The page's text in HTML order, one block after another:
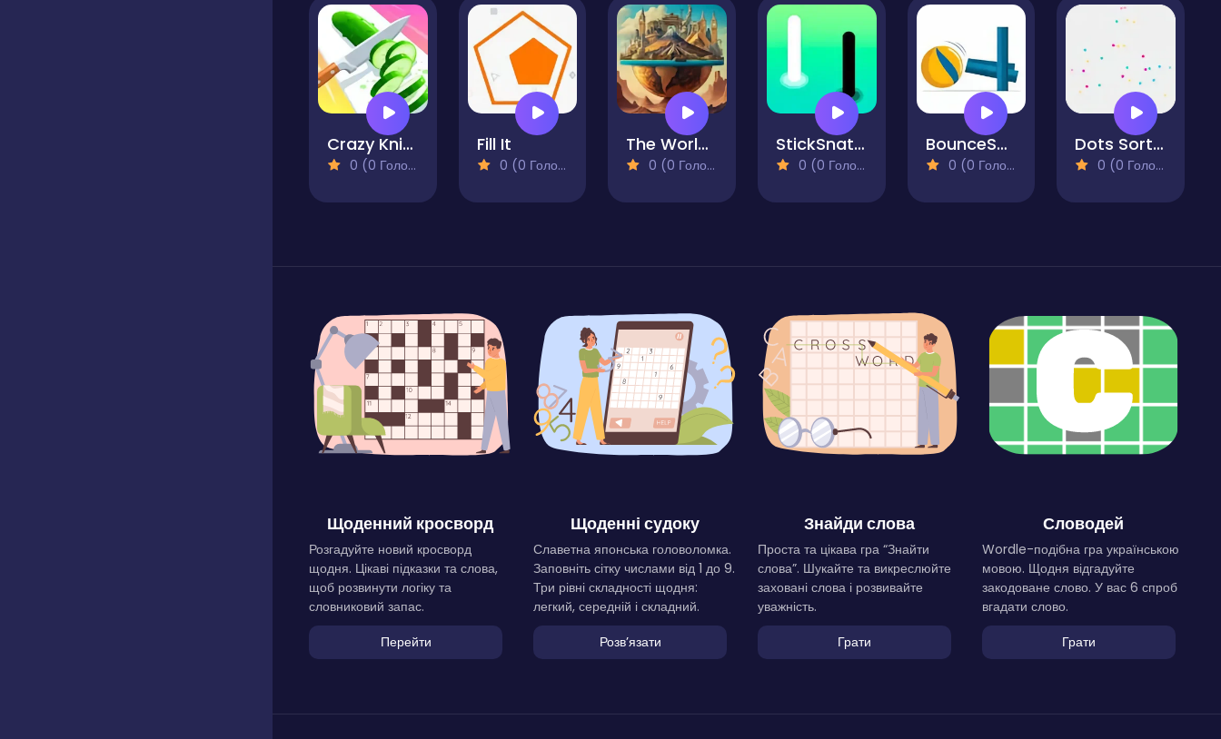
Crazy Knife
0 (0 Голосів)
Fill It
0 (0 Голосів)
The World Tour Game
0 (0 Голосів)
StickSnatch
0 (0 Голосів)
BounceShift
0 (0 Голосів)
Dots Sorting
0 (0 Голосів)
Щоденний кросворд
Розгадуйте новий кросворд
щодня. Цікаві підказки та слова,
щоб розвинути логіку та
словниковий запас.
Перейти
Щоденні судоку
Славетна японська головоломка.
Заповніть сітку числами від 1 до 9.
Три рівні складності щодня:
легкий, середній і складний.
Розвʼязати
Знайди слова
Проста та цікава гра “Знайти
слова”. Шукайте та викреслюйте
заховані слова і розвивайте
уважність.
Грати
Словодей
Wordle-подібна гра українською
мовою. Щодня відгадуйте
закодоване слово. У вас 6 спроб
вгадати слово.
Грати